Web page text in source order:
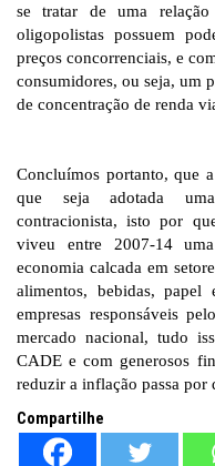
se tratar de uma
oligopolistas possuem
preços concorrenciais, e
consumidores, ou seja, um
de concentração de renda
Concluímos portanto, que
que seja adotada
contracionista, isto por
viveu entre 2007-14
economia calcada em
alimentos, bebidas,
empresas responsáveis
mercado nacional, tudo
CADE e com generosos
reduzir a inflação passa por
Compartilhe